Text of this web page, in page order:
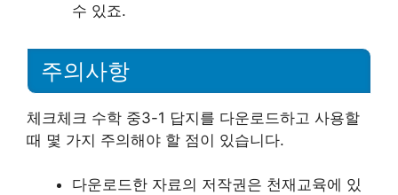
수 있죠.
주의사항
체크체크 수학 중3-1 답지를 다운로드하고 사용할
때 몇 가지 주의해야 할 점이 있습니다.
다운로드한 자료의 저작권은 천재교육에 있